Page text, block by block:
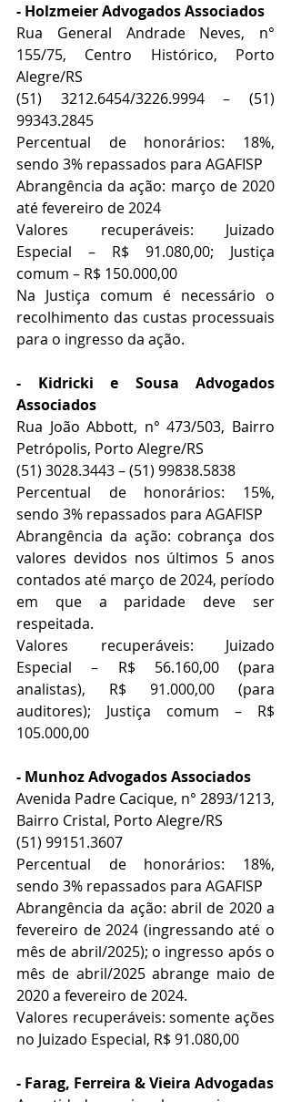
- Holzmeier Advogados Associados
Rua General Andrade Neves, n°
155/75, Centro Histórico, Porto
Alegre/RS
(51) 3212.6454/3226.9994 – (51)
99343.2845
Percentual de honorários: 18%,
sendo 3% repassados para AGAFISP
Abrangência da ação: março de 2020
até fevereiro de 2024
Valores recuperáveis: Juizado
Especial – R$ 91.080,00; Justiça
comum – R$ 150.000,00
Na Justiça comum é necessário o
recolhimento das custas processuais
para o ingresso da ação.
- Kidricki e Sousa Advogados
Associados
Rua João Abbott, n° 473/503, Bairro
Petrópolis, Porto Alegre/RS
(51) 3028.3443 – (51) 99838.5838
Percentual de honorários: 15%,
sendo 3% repassados para AGAFISP
Abrangência da ação: cobrança dos
valores devidos nos últimos 5 anos
contados até março de 2024, período
em que a paridade deve ser
respeitada.
Valores recuperáveis: Juizado
Especial – R$ 56.160,00 (para
analistas), R$ 91.000,00 (para
auditores); Justiça comum – R$
105.000,00
- Munhoz Advogados Associados
Avenida Padre Cacique, n° 2893/1213,
Bairro Cristal, Porto Alegre/RS
(51) 99151.3607
Percentual de honorários: 18%,
sendo 3% repassados para AGAFISP
Abrangência da ação: abril de 2020 a
fevereiro de 2024 (ingressando até o
mês de abril/2025); o ingresso após o
mês de abril/2025 abrange maio de
2020 a fevereiro de 2024.
Valores recuperáveis: somente ações
no Juizado Especial, R$ 91.080,00